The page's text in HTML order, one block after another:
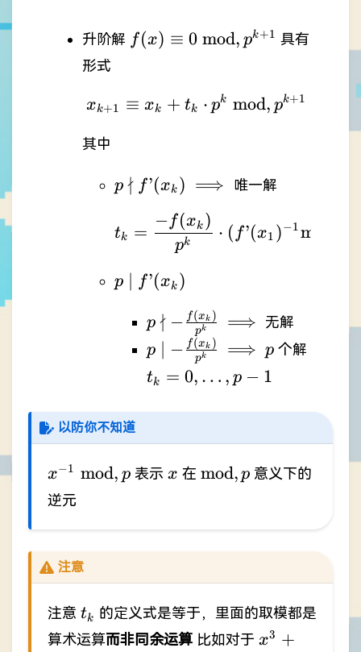
升阶解 f(x)\equiv0 \
f(x) ≡ 0 mod, pk+1 具有
形式
x_{k+1}\equiv
xk+1 ≡ xk + tk ⋅ pk mod, pk+1
其中
p \nmid
p ∤ f’(xk ) \implies
⟹ 唯一解
t_{k} = \frac{-
tk =
pk
− f(xk )
⋅ ( f’(x1 )−1mod
p \mid
p f’(xk )
p \nmid -
\frac{f(x_{k})}
{p^{k}}
p ∤ − pk
f(xk ) \implies
⟹ 无解
p \mid -
\frac{f(x_{k})}
{p^{k}}
p − pk
f(xk ) \implies
⟹ p
p 个解
t_{k}=0,\dots,p-
tk = 0, … , p − 1
以防你不知道
x^{-1}\
\mathrm{mod},p
x−1 mod, p表示 x
x 在 \mathrm{mod},p
mod, p 意义下的
逆元
注意
注意 t_{k}
tk 的定义式是等于，里面的取模都是
算术运算而非同余运算 比如对于 x3 +